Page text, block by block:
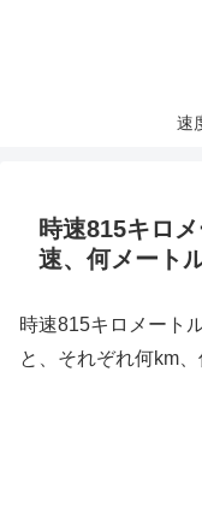
速
時速815キロ
速、何メート
時速815キロメート
と、それぞれ何km